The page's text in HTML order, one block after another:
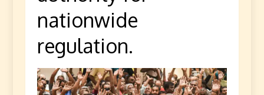
nationwide
regulation.